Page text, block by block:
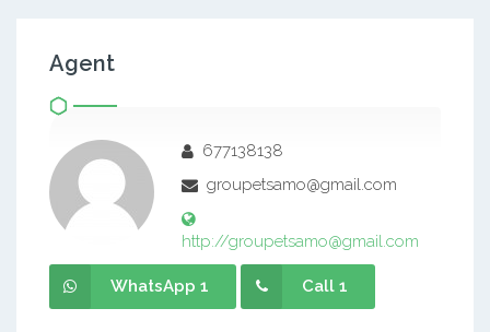
Agent
677138138
groupetsamo@gmail.com
http://groupetsamo@gmail.com
WhatsApp 1 Call 1